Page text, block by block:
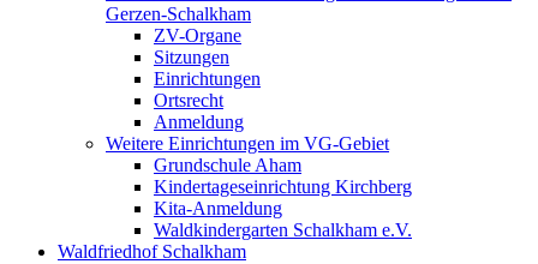
Gerzen-Schalkham
ZV-Organe
Sitzungen
Einrichtungen
Ortsrecht
Anmeldung
Weitere Einrichtungen im VG-Gebiet
Grundschule Aham
Kindertageseinrichtung Kirchberg
Kita-Anmeldung
Waldkindergarten Schalkham e.V.
Waldfriedhof Schalkham